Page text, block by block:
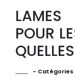
POUR
- Catégories